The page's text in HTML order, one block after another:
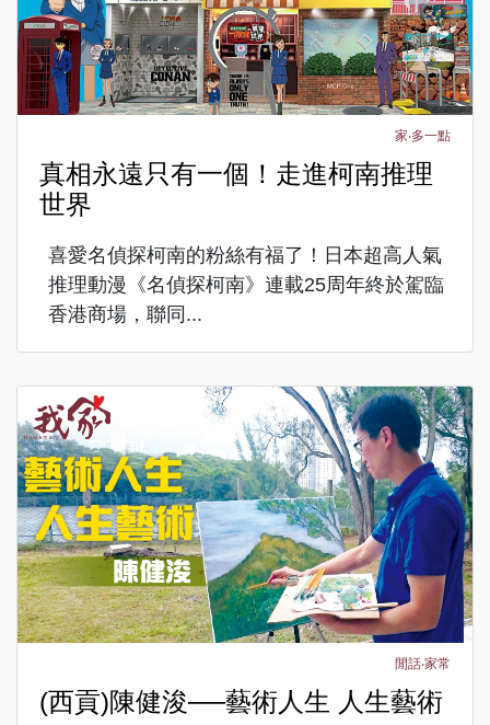
家‧多一點
真相永遠只有一個！走進柯南推理
世界
喜愛名偵探柯南的粉絲有福了！日本超高人氣
推理動漫《名偵探柯南》連載25周年終於駕臨
香港商場，聯同...
閒話‧家常
(西貢)陳健浚──藝術人生 人生藝術